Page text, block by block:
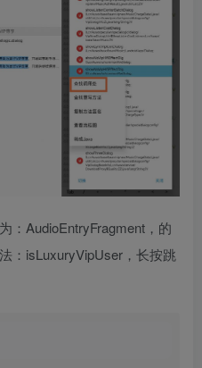
：AudioEntryFragment，的
：isLuxuryVipUser，长按跳